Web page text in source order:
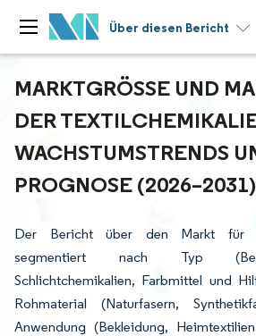
Über diesen Bericht
MARKTGRÖSSE UND
ER TEXTILCHEMIKALIEN
ACHSTUMSTRENDS
ROGNOSE (2026–2031)
Der Bericht über den Markt für
segmentiert nach Typ
Schlichtchemikalien, Farbmittel und
Rohmaterial (Naturfasern,
Anwendung (Bekleidung,